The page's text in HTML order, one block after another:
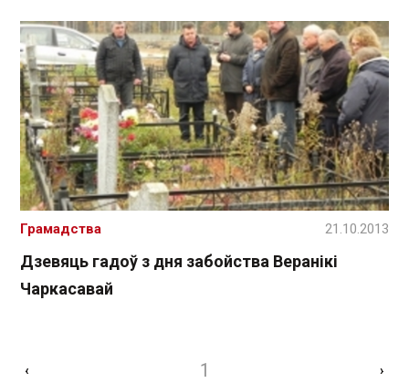
Дзевяць гадоў з дня забойства Веранікі
Чаркасавай
Грамадства 21.10.2013
‹ 1 ›